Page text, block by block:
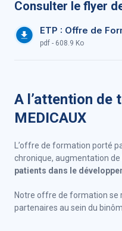
Consulter le flyer
ETP : Offre de
pdf - 608.9 Ko
A l’attention de
MEDICAUX
L’offre de formation porté
chronique, augmentation
patients dans le
Notre offre de formation se
partenaires au sein du